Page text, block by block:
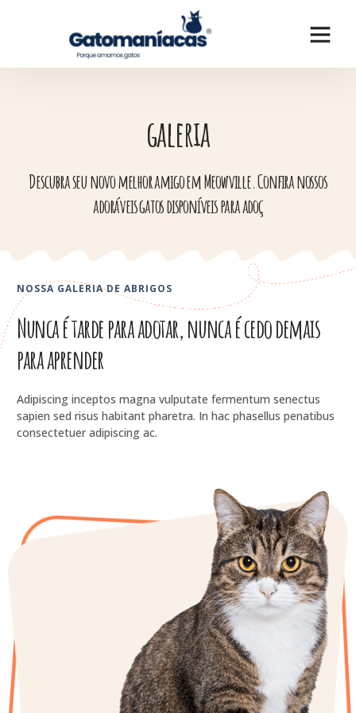
galeria
Descubra seu novo melhor amigo em Meowville. Confira nossos
adoráveis ​​gatos disponíveis para adoç
NOSSA GALERIA DE ABRIGOS
Nunca é tarde para adotar, nunca é cedo demais
para aprender
Adipiscing inceptos magna vulputate fermentum senectus
sapien sed risus habitant pharetra. In hac phasellus penatibus
consectetuer adipiscing ac.